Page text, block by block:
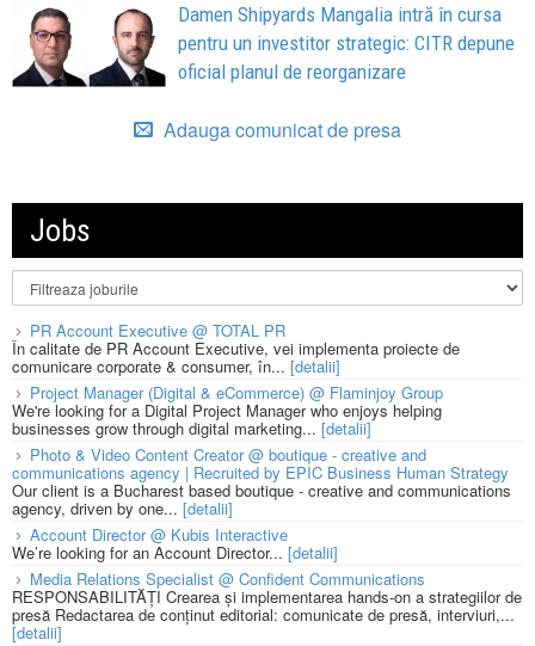
Damen Shipyards Mangalia intră în cursa
pentru un investitor strategic: CITR depune
oficial planul de reorganizare
Adauga comunicat de presa
Jobs
PR Account Executive @ TOTAL PR
În calitate de PR Account Executive, vei implementa proiecte de
comunicare corporate & consumer, în... [detalii]
Project Manager (Digital & eCommerce) @ Flaminjoy Group
We're looking for a Digital Project Manager who enjoys helping
businesses grow through digital marketing... [detalii]
Photo & Video Content Creator @ boutique - creative and
communications agency | Recruited by EPIC Business Human Strategy
Our client is a Bucharest based boutique - creative and communications
agency, driven by one... [detalii]
Account Director @ Kubis Interactive
We’re looking for an Account Director... [detalii]
Media Relations Specialist @ Confident Communications
RESPONSABILITĂȚI Crearea și implementarea hands-on a strategiilor de
presă Redactarea de conținut editorial: comunicate de presă, interviuri,...
[detalii]